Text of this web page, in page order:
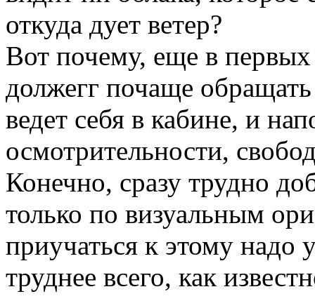
откуда дует ветер?
Вот почему, еще в первых
должегг почаще
ведет себя в кабине, и
осмотрительности,
Конечно, сразу трудно
только по визуальным
приучаться к этому надо
труднее всего, как